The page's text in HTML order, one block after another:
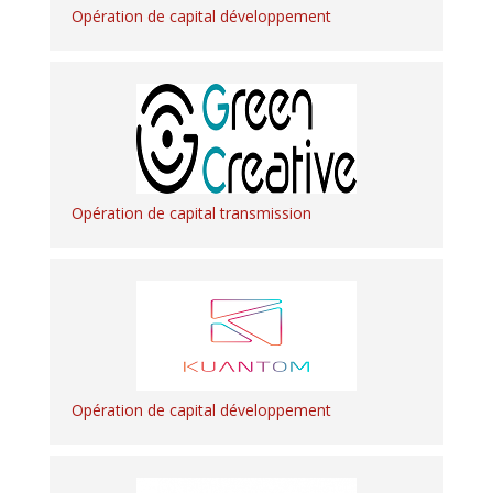
Opération de capital développement
Opération de capital transmission
Opération de capital développement